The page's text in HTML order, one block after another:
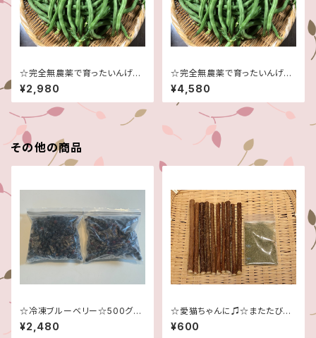
☆完全無農薬で育ったいんげん
♪☆たっぷり２キロ！☆
¥2,980
☆完全無農薬で育ったいんげん
♪☆たっぷり３キロ！☆
¥4,580
その他の商品
☆冷凍ブルーベリー☆500グラ
ム×2袋で計1キロ！☆完全無農
薬☆
¥2,480
☆愛猫ちゃんに♫☆またたび乾
燥木＆葉の粉末セット☆
¥600